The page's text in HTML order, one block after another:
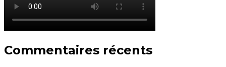
Commentaires récents